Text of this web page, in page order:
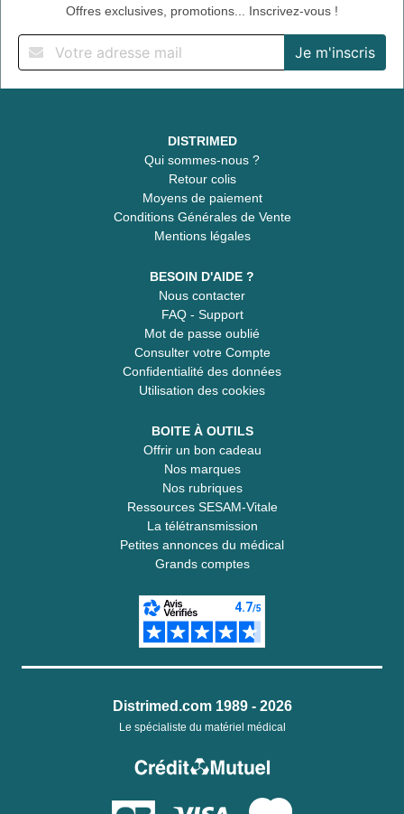
Offres exclusives, promotions... Inscrivez-vous !
DISTRIMED
Qui sommes-nous ?
Retour colis
Moyens de paiement
Conditions Générales de Vente
Mentions légales
BESOIN D'AIDE ?
Nous contacter
FAQ - Support
Mot de passe oublié
Consulter votre Compte
Confidentialité des données
Utilisation des cookies
BOITE À OUTILS
Offrir un bon cadeau
Nos marques
Nos rubriques
Ressources SESAM-Vitale
La télétransmission
Petites annonces du médical
Grands comptes
Distrimed.com 1989 - 2026
Le spécialiste du matériel médical